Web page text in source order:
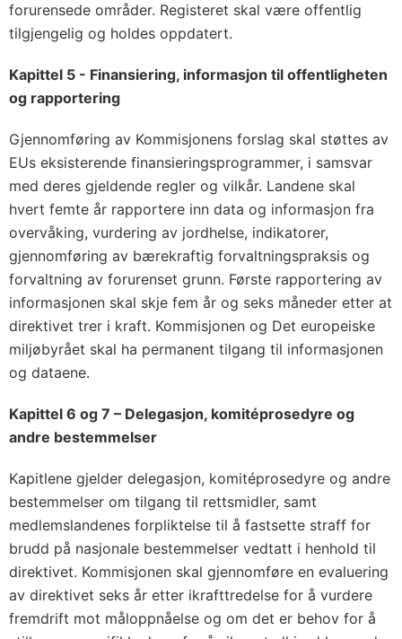
forurensede områder. Registeret skal være offentlig
tilgjengelig og holdes oppdatert.
Kapittel 5 - Finansiering, informasjon til offentligheten
og rapportering
Gjennomføring av Kommisjonens forslag skal støttes av
EUs eksisterende finansieringsprogrammer, i samsvar
med deres gjeldende regler og vilkår. Landene skal
hvert femte år rapportere inn data og informasjon fra
overvåking, vurdering av jordhelse, indikatorer,
gjennomføring av bærekraftig forvaltningspraksis og
forvaltning av forurenset grunn. Første rapportering av
informasjonen skal skje fem år og seks måneder etter at
direktivet trer i kraft. Kommisjonen og Det europeiske
miljøbyrået skal ha permanent tilgang til informasjonen
og dataene.
Kapittel 6 og 7 – Delegasjon, komitéprosedyre og
andre bestemmelser
Kapitlene gjelder delegasjon, komitéprosedyre og andre
bestemmelser om tilgang til rettsmidler, samt
medlemslandenes forpliktelse til å fastsette straff for
brudd på nasjonale bestemmelser vedtatt i henhold til
direktivet. Kommisjonen skal gjennomføre en evaluering
av direktivet seks år etter ikrafttredelse for å vurdere
fremdrift mot måloppnåelse og om det er behov for å